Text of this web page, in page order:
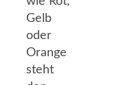
Gelb
oder
Orange
steht